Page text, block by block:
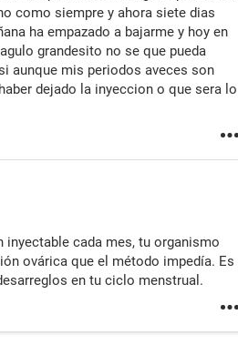
como siempre y ahora siete dias
ha empazado a bajarme y hoy en
grandesito no se que pueda
aunque mis periodos aveces son
dejado la inyeccion o que sera lo
cada mes, tu organismo
ovárica que el método impedía. Es
en tu ciclo menstrual.